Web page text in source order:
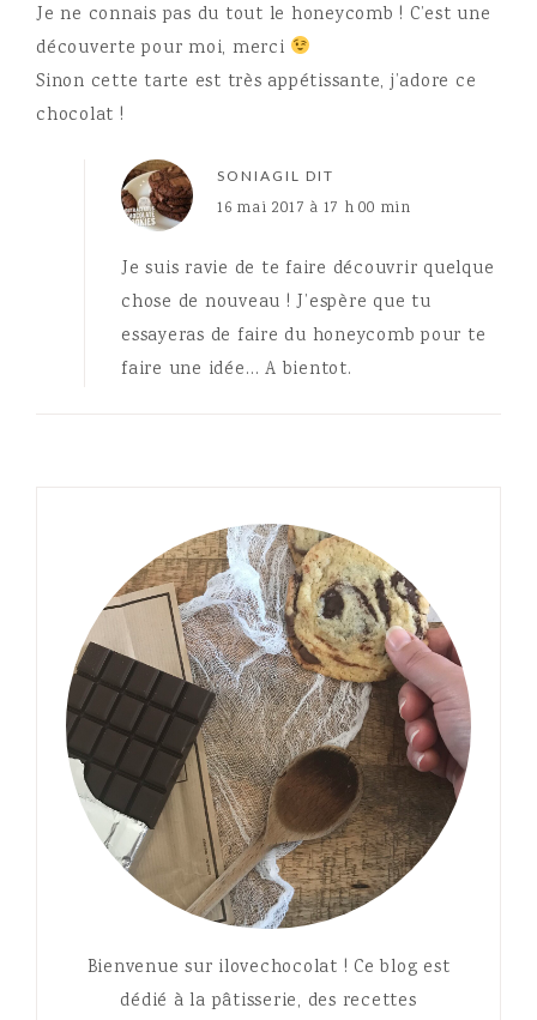
Je ne connais pas du tout le honeycomb ! C’est une
découverte pour moi, merci
Sinon cette tarte est très appétissante, j’adore ce
chocolat !
SONIAGIL DIT
16 mai 2017 à 17 h 00 min
Je suis ravie de te faire découvrir quelque
chose de nouveau ! J’espère que tu
essayeras de faire du honeycomb pour te
faire une idée… A bientot.
Bienvenue sur ilovechocolat ! Ce blog est
dédié à la pâtisserie, des recettes